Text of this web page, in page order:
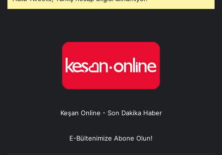
Keşan Online - Son Dakika Haber
E-Bültenimize Abone Olun!